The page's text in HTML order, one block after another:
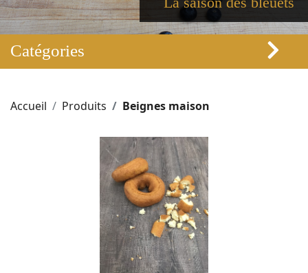
Catégories
Accueil Produits Beignes maison